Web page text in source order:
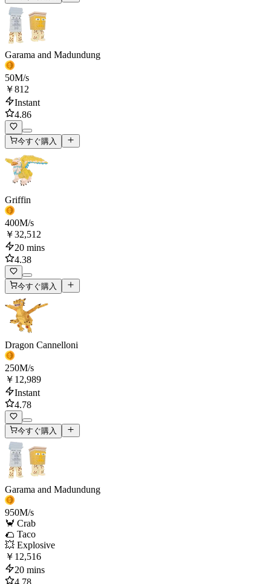
Garama and Madundung
50M/s
￥812
Instant
4.86
今すぐ購入
Griffin
400M/s
￥32,512
20 mins
4.38
今すぐ購入
Dragon Cannelloni
250M/s
￥12,989
Instant
4.78
今すぐ購入
Garama and Madundung
950M/s
🦀 Crab
🌮 Taco
💥 Explosive
￥12,516
20 mins